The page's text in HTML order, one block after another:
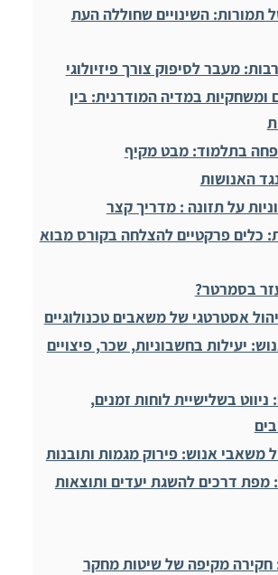
תמורות: השינויים שחוללה העת
מעבר לסיפוק צורך פיזיולוגי
במדיה המודרנית: בין
בתלמוד: מבט מקיף
האנושות
על תזונה : מדריך קצר
כלים פרקטיים להצלחה בקורס מבוא
בסמרטר?
אסטרטגי של משאבים טכנולוגיים
יעילות בחשבוניות, שכר, פיצויים
ניווט בשלישיית לוחות זמנים,
משאבי אנוש: פירוק מגמות ותובנות
מפת דרכים להשגת יעדים ותוצאות
חקירה מקיפה של שיטות מחקר